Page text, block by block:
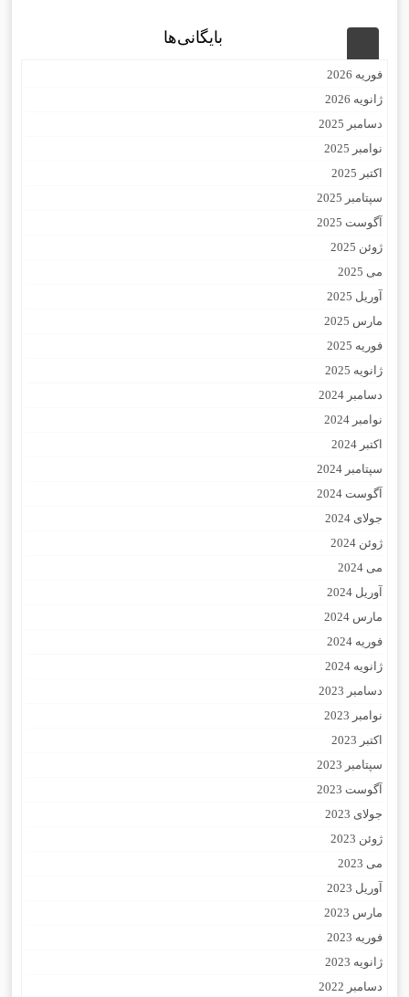
بایگانی‌ها
فوریه 2026
ژانویه 2026
دسامبر 2025
نوامبر 2025
اکتبر 2025
سپتامبر 2025
آگوست 2025
ژوئن 2025
می 2025
آوریل 2025
مارس 2025
فوریه 2025
ژانویه 2025
دسامبر 2024
نوامبر 2024
اکتبر 2024
سپتامبر 2024
آگوست 2024
جولای 2024
ژوئن 2024
می 2024
آوریل 2024
مارس 2024
فوریه 2024
ژانویه 2024
دسامبر 2023
نوامبر 2023
اکتبر 2023
سپتامبر 2023
آگوست 2023
جولای 2023
ژوئن 2023
می 2023
آوریل 2023
مارس 2023
فوریه 2023
ژانویه 2023
دسامبر 2022